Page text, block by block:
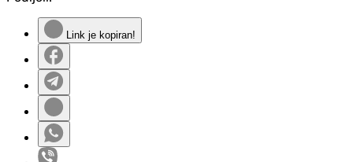
Link je kopiran!